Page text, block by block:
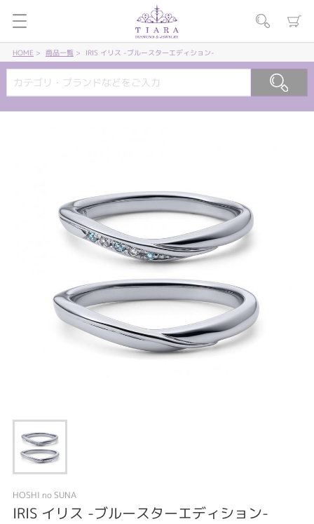
HOME 商品一覧 IRIS イリス -ブルースターエディション-
HOSHI no SUNA
IRIS イリス -ブルースターエディション-